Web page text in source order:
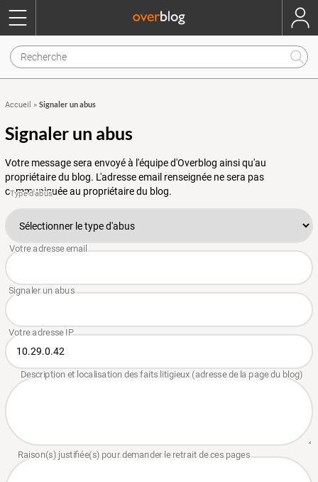
Accueil » Signaler un abus
Signaler un abus
Votre message sera envoyé à l'équipe d'Overblog ainsi qu'au
propriétaire du blog. L'adresse email renseignée ne sera pas
communiquée au propriétaire du blog.